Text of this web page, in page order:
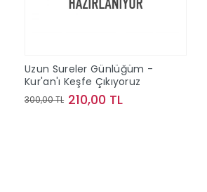
Uzun Sureler Günlüğüm -
Kur'an'ı Keşfe Çıkıyoruz
300,00 TL 210,00 TL